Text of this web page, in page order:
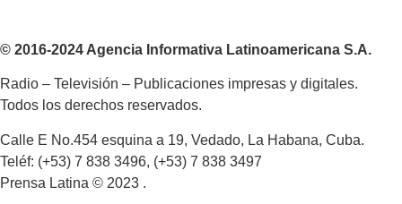
© 2016-2024 Agencia Informativa Latinoamericana S.A.
Radio – Televisión – Publicaciones impresas y digitales.
Todos los derechos reservados.
Calle E No.454 esquina a 19, Vedado, La Habana, Cuba.
Teléf: (+53) 7 838 3496, (+53) 7 838 3497
Prensa Latina © 2023 .